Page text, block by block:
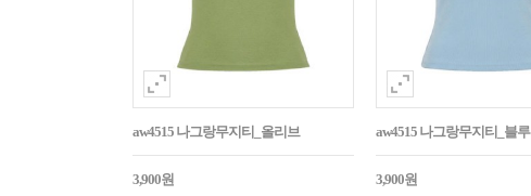
aw4515 나그랑무지티_올리브
3,900원
aw4515 나그랑무지티_블루
3,900원